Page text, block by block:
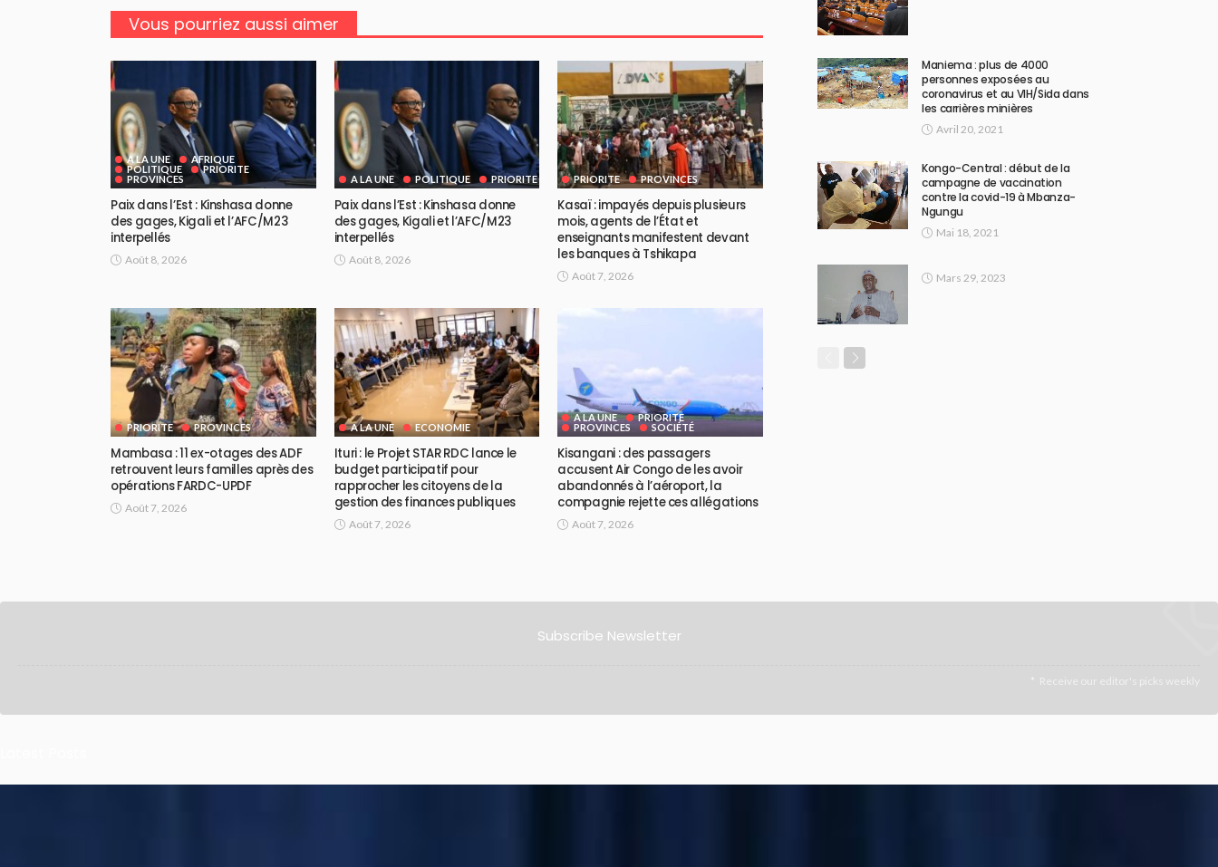
Vous pourriez aussi aimer
A LA UNE
AFRIQUE
POLITIQUE
PRIORITE
PROVINCES
Paix dans l’Est : Kinshasa donne
des gages, Kigali et l’AFC/M23
interpellés
Août 8, 2026
A LA UNE POLITIQUE PRIORITE
Paix dans l’Est : Kinshasa donne
des gages, Kigali et l’AFC/M23
interpellés
Août 8, 2026
PRIORITE PROVINCES
Kasaï : impayés depuis plusieurs
mois, agents de l’État et
enseignants manifestent devant
les banques à Tshikapa
Août 7, 2026
PRIORITE PROVINCES
Mambasa : 11 ex-otages des ADF
retrouvent leurs familles après des
opérations FARDC-UPDF
Août 7, 2026
A LA UNE ECONOMIE
Ituri : le Projet STAR RDC lance le
budget participatif pour
rapprocher les citoyens de la
gestion des finances publiques
Août 7, 2026
A LA UNE
PRIORITE
PROVINCES
SOCIÉTÉ
Kisangani : des passagers
accusent Air Congo de les avoir
abandonnés à l’aéroport, la
compagnie rejette ces allégations
Août 7, 2026
Maniema : plus de 4000
personnes exposées au
coronavirus et au VIH/Sida dans
les carrières minières
Avril 20, 2021
Kongo-Central : début de la
campagne de vaccination
contre la covid-19 à Mbanza-
Ngungu
Mai 18, 2021
Mars 29, 2023
Subscribe Newsletter
Receive our editor's picks weekly